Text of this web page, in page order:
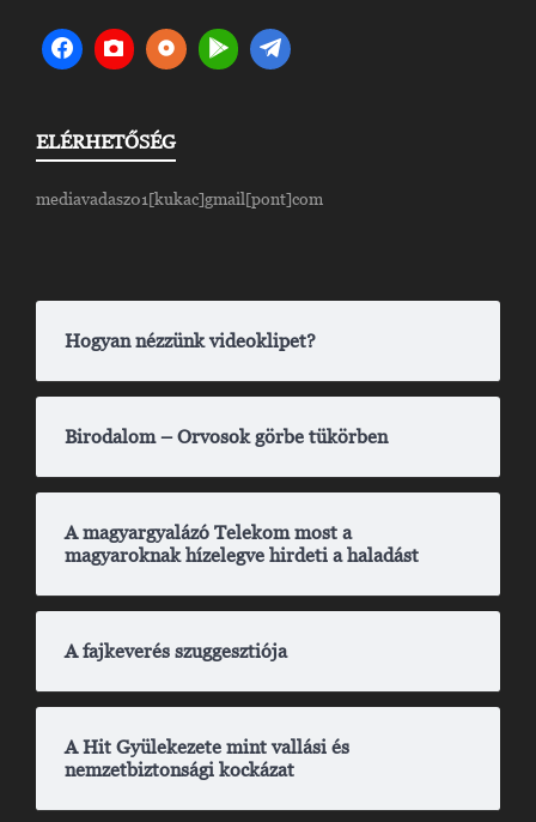
ELÉRHETŐSÉG
mediavadasz01[kukac]gmail[pont]com
Hogyan nézzünk videoklipet?
Birodalom – Orvosok görbe tükörben
A magyargyalázó Telekom most a
magyaroknak hízelegve hirdeti a haladást
A fajkeverés szuggesztiója
A Hit Gyülekezete mint vallási és
nemzetbiztonsági kockázat